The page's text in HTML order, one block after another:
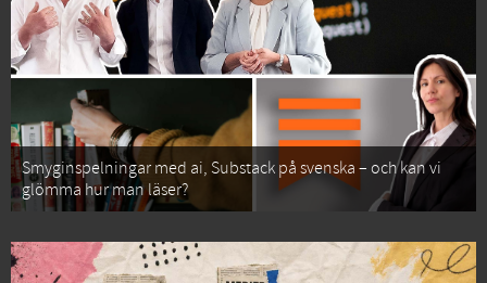
Smyginspelningar med ai, Substack på svenska – och kan vi
glömma hur man läser?